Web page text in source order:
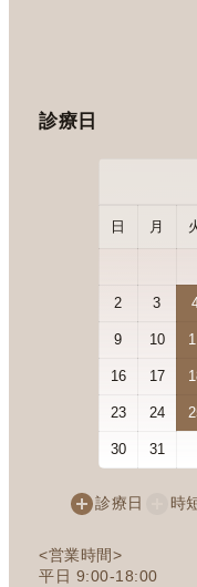
診療日
日 月
2 3
9 10
16 17
23 24
30 31
診療日 時
<営業時間>
平日 9:00-18:00